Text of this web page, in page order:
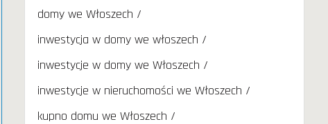
domy we Włoszech
inwestycja w domy we włoszech
inwestycje w domy we Włoszech
inwestycje w nieruchomości we Włoszech
kupno domu we Włoszech